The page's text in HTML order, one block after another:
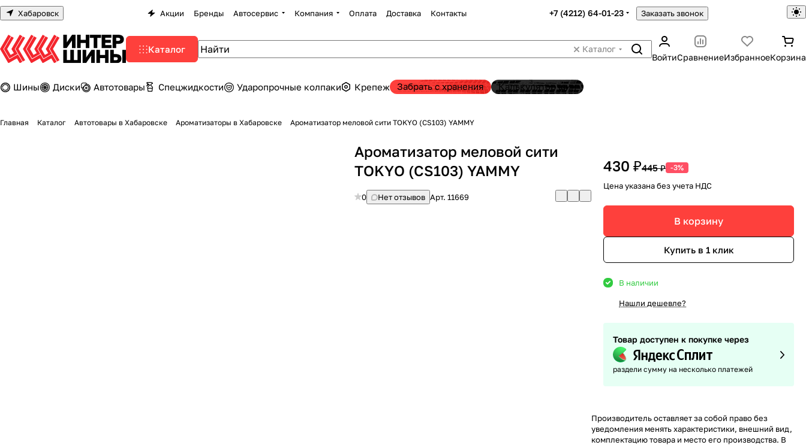
Хабаровск Акции Бренды Автосервис Компания Оплата Доставка Контакты +7 (4212) 64-01-23 Заказать звонок
Каталог
Каталог
ВойтиСравнениеИзбранноеКорзина
Шины Диски Автотовары Спецжидкости Ударопрочные колпаки Крепеж Забрать с хранения Калькулятор шин
Главная Каталог Автотовары в Хабаровске Ароматизаторы в Хабаровске Ароматизатор меловой сити TOKYO (CS103) YAMMY
Ароматизатор меловой сити
TOKYO (CS103) YAMMY
0 Нет отзывов Арт.11669
430 ₽445 ₽ -3%
Цена указана без учета НДС
В корзину
Купить в 1 клик
В наличии
Нашли дешевле?
Товар доступен к покупке через
раздели сумму на несколько платежей
Производитель оставляет за собой право без
уведомления менять характеристики, внешний вид,
комплектацию товара и место его производства. В